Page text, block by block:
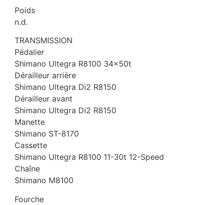
Poids
n.d.
TRANSMISSION
Pédalier
Shimano Ultegra R8100 34x50t
Dérailleur arrière
Shimano Ultegra Di2 R8150
Dérailleur avant
Shimano Ultegra Di2 R8150
Manette
Shimano ST-8170
Cassette
Shimano Ultegra R8100 11-30t 12-Speed
Chaîne
Shimano M8100
Fourche